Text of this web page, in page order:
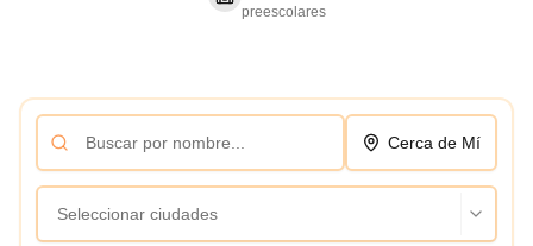
preescolares
Cerca de Mí
Seleccionar ciudades